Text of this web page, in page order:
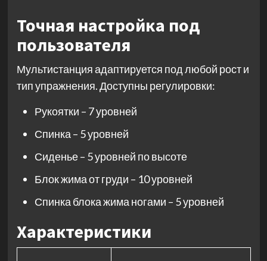
Точная настройка под
пользователя
Мультистанция адаптируется под любой рост и
тип упражнения. Доступны регулировки:
Рукоятки – 7 уровней
Спинка – 5 уровней
Сиденье – 5 уровней по высоте
Блок жима от груди – 10 уровней
Спинка блока жима ногами – 5 уровней
Характеристики